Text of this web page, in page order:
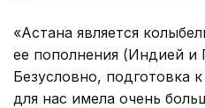
«Астана является
ее пополнения (Индией и
Безусловно, подготовка
для нас имела очень